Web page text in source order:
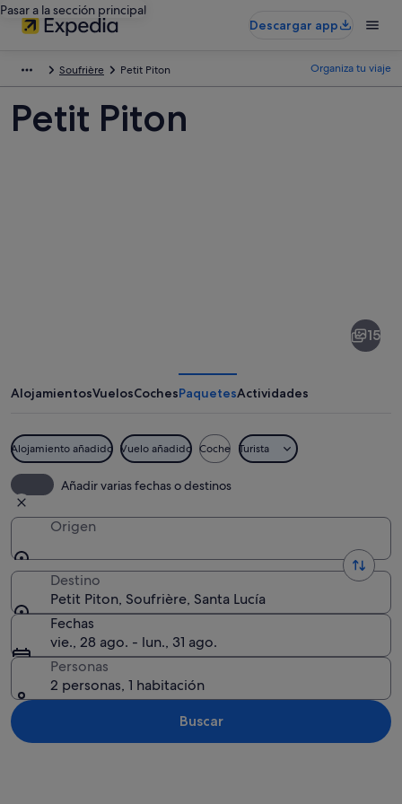
Pasar a la sección principal
Descargar app
Soufrière Petit Piton Organiza tu viaje
Petit Piton
15
AlojamientosVuelosCochesPaquetesActividades
Alojamiento añadido Vuelo añadido Coche Turista
Añadir varias fechas o destinos
Origen
Destino
Petit Piton, Soufrière, Santa Lucía
Fechas
vie., 28 ago. - lun., 31 ago.
Personas
2 personas, 1 habitación
Buscar